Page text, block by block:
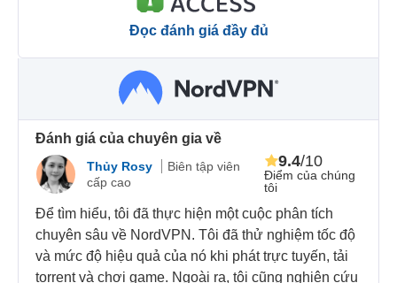
Đọc đánh giá đầy đủ
Đánh giá của chuyên gia về
Thủy Rosy
Biên tập viên
cấp cao
Điểm của chúng
tôi
9.4/10
Để tìm hiểu, tôi đã thực hiện một cuộc phân tích
chuyên sâu về NordVPN. Tôi đã thử nghiệm tốc độ
và mức độ hiệu quả của nó khi phát trực tuyến, tải
torrent và chơi game. Ngoài ra, tôi cũng nghiên cứu